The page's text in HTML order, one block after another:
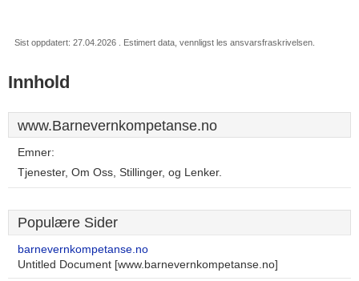
Sist oppdatert: 27.04.2026 . Estimert data, vennligst les ansvarsfraskrivelsen.
Innhold
www.Barnevernkompetanse.no
Emner:
Tjenester, Om Oss, Stillinger, og Lenker.
Populære Sider
barnevernkompetanse.no
Untitled Document [www.barnevernkompetanse.no]